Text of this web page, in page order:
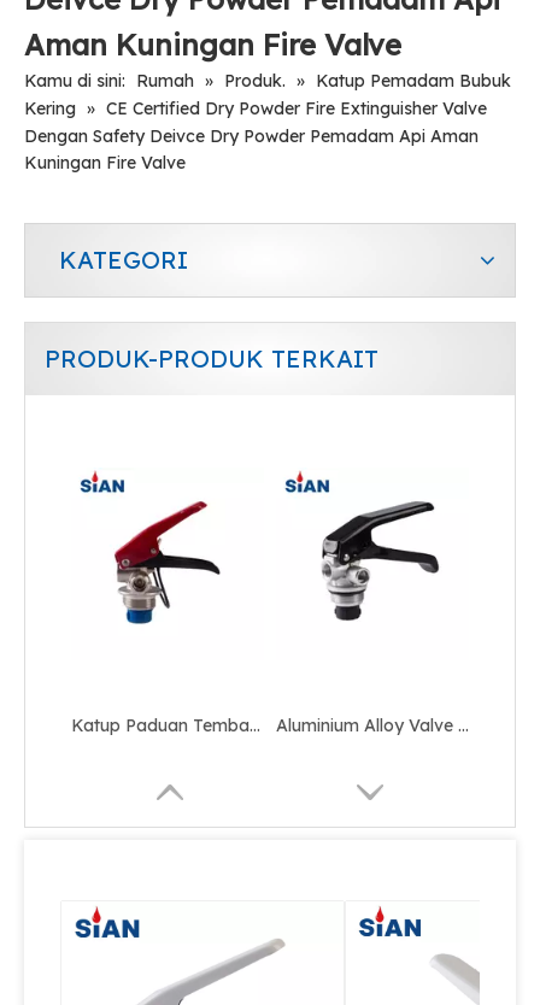
Aman Kuningan Fire Valve
Kamu di sini: Rumah » Produk. » Katup Pemadam Bubuk
Kering » CE Certified Dry Powder Fire Extinguisher Valve
Dengan Safety Deivce Dry Powder Pemadam Api Aman
Kuningan Fire Valve
KATEGORI
PRODUK-PRODUK TERKAIT
Katup Tembaga Paduan Kuningan yang Andal, Katup Pemadam Api Bubuk Kering, Aman Kering Bubuk Pemadam Kebakaran Katup Tembaga Kuningan
Katup Paduan Tembaga Kuningan untuk Pemadam Api Serbuk Kering
Katup Tempa Paduan Tembaga yang Andal untuk Pemadam Api Serbuk Kering Katup Paduan Kuningan Andal untuk Pemadam Api Serbuk Kering